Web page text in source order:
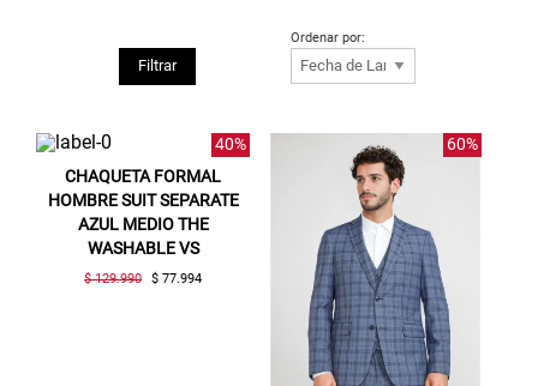
Filtrar
Ordenar por:
40%
CHAQUETA FORMAL
HOMBRE SUIT SEPARATE
AZUL MEDIO THE
WASHABLE VS
$ 129.990 $ 77.994
60%